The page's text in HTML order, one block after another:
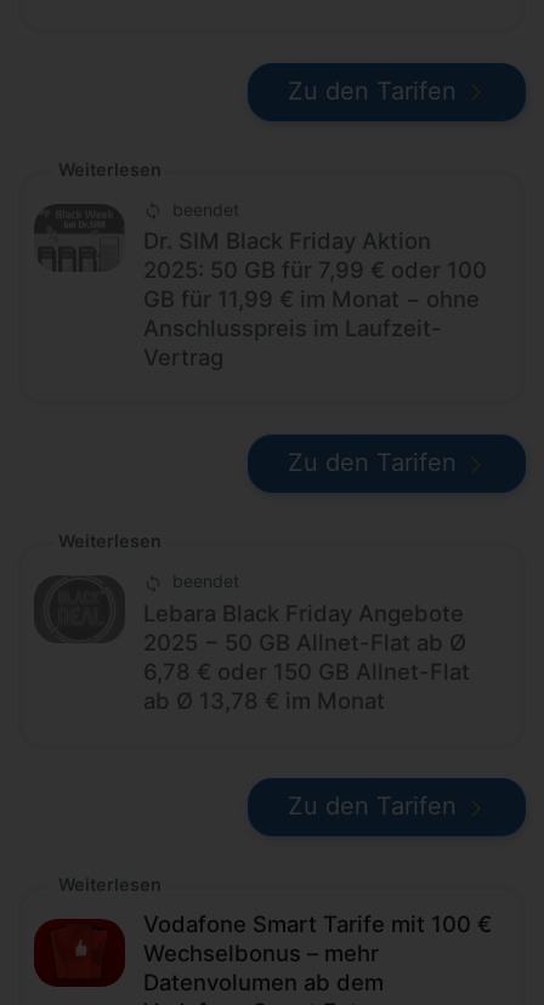
Zu den Tarifen
Weiterlesen
beendet
Dr. SIM Black Friday Aktion
2025: 50 GB für 7,99 € oder 100
GB für 11,99 € im Monat − ohne
Anschlusspreis im Laufzeit-
Vertrag
Zu den Tarifen
Weiterlesen
beendet
Lebara Black Friday Angebote
2025 − 50 GB Allnet-Flat ab Ø
6,78 € oder 150 GB Allnet-Flat
ab Ø 13,78 € im Monat
Zu den Tarifen
Weiterlesen
Vodafone Smart Tarife mit 100 €
Wechselbonus – mehr
Datenvolumen ab dem